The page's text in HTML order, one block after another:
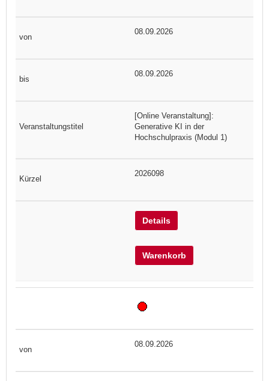
08.09.2026
08.09.2026
[Online Veranstaltung]:
Generative KI in der
Hochschulpraxis (Modul 1)
2026098
Details
Warenkorb
08.09.2026